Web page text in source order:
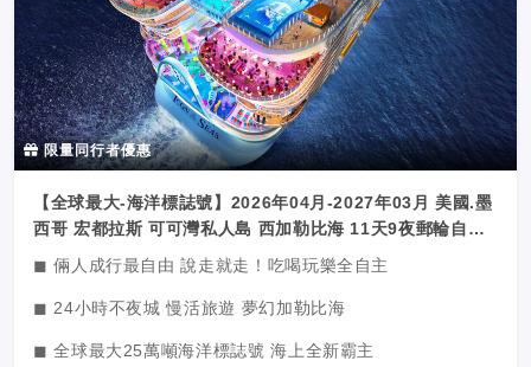
限量同行者優惠
【全球最大-海洋標誌號】2026年04月-2027年03月 美國.墨
西哥 宏都拉斯 可可灣私人島 西加勒比海 11天9夜郵輪自由
◼ 倆人成行最自由 說走就走！吃喝玩樂全自主
◼ 24小時不夜城 慢活旅遊 夢幻加勒比海
◼ 全球最大25萬噸海洋標誌號 海上全新霸主